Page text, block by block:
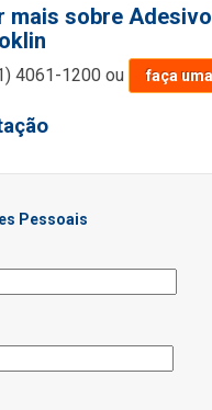
mais sobre
4061-1200 ou faça
Pessoais